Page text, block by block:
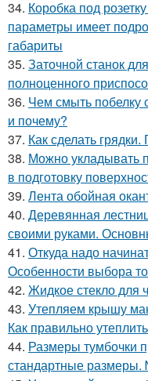
34. Коробка под
параметры имеет
габариты
35. Заточной станок
полноценного
36. Чем смыть побелку
и почему?
37. Как сделать
38. Можно укладывать
в подготовку
39. Лента обойная
40. Деревянная
своими руками.
41. Откуда надо
Особенности выбора
42. Жидкое стекло для
43. Утепляем крышу
Как правильно
44. Размеры тумбочки
стандартные